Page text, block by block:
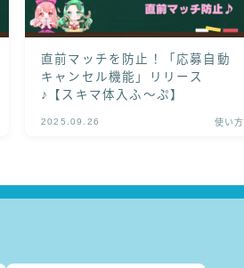
直前マッチを防止！「応募自動
キャンセル機能」リリース
♪【スキマ体入ふ～ぷ】
2025.09.26 使い方